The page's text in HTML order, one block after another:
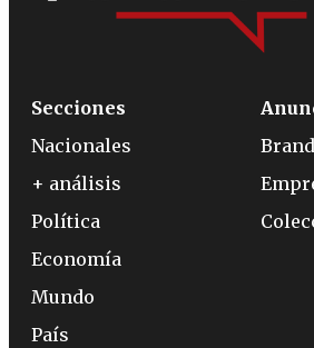
Secciones
Nacionales
+ análisis
Política
Economía
Mundo
País